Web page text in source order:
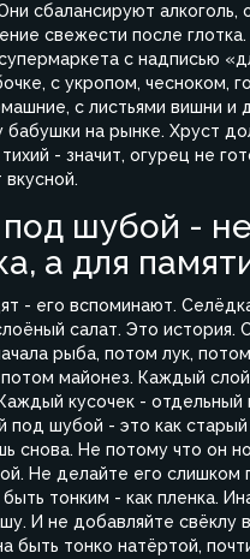
сбалансируют алкоголь,
свежести после глотка.
с надписью
с укропом, чесноком,
с листьями вишни и
бабушки на рынке. Хруст
- значит, огурец не
шубой -
а для
- его вспоминают.
салат. Это история.
рыба, потом лук,
майонез. Каждый
кусочек - отдельный
под шубой - это как
снова. Не потому что он
Не делайте его слишком
тонким - как пленка.
И не добавляйте свёклу
быть тонко натёртой,